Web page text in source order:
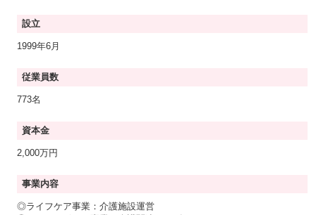
設立
1999年6月
従業員数
773名
資本金
2,000万円
事業内容
◎ライフケア事業：介護施設運営